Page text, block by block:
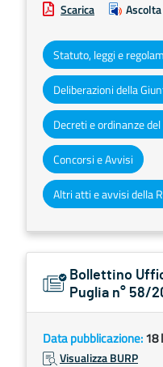
Scarica
Ascolta
Statuto, leggi e
Deliberazioni della
Concorsi e Avvisi
Bollettino
Puglia n° 58/
Data pubblicazione:18
Visualizza BURP